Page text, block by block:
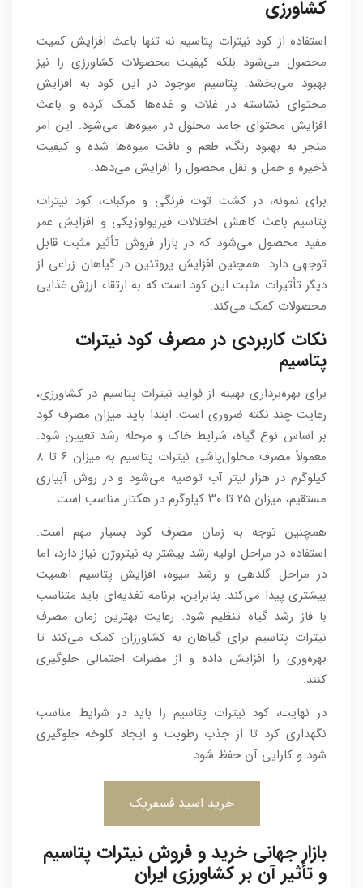
کشاورزی
استفاده از کود نیترات پتاسیم نه تنها باعث افزایش کمیت
محصول می‌شود بلکه کیفیت محصولات کشاورزی را نیز
بهبود می‌بخشد. پتاسیم موجود در این کود به افزایش
محتوای نشاسته در غلات و غده‌ها کمک کرده و باعث
افزایش محتوای جامد محلول در میوه‌ها می‌شود. این امر
منجر به بهبود رنگ، طعم و بافت میوه‌ها شده و کیفیت
ذخیره و حمل و نقل محصول را افزایش می‌دهد.
برای نمونه، در کشت توت فرنگی و مرکبات، کود نیترات
پتاسیم باعث کاهش اختلالات فیزیولوژیکی و افزایش عمر
مفید محصول می‌شود که در بازار فروش تأثیر مثبت قابل
توجهی دارد. همچنین افزایش پروتئین در گیاهان زراعی از
دیگر تأثیرات مثبت این کود است که به ارتقاء ارزش غذایی
محصولات کمک می‌کند.
نکات کاربردی در مصرف کود نیترات
پتاسیم
برای بهره‌برداری بهینه از فواید نیترات پتاسیم در کشاورزی،
رعایت چند نکته ضروری است. ابتدا باید میزان مصرف کود
بر اساس نوع گیاه، شرایط خاک و مرحله رشد تعیین شود.
معمولاً مصرف محلول‌پاشی نیترات پتاسیم به میزان ۶ تا ۸
کیلوگرم در هزار لیتر آب توصیه می‌شود و در روش آبیاری
مستقیم، میزان ۲۵ تا ۳۰ کیلوگرم در هکتار مناسب است.
همچنین توجه به زمان مصرف کود بسیار مهم است.
استفاده در مراحل اولیه رشد بیشتر به نیتروژن نیاز دارد، اما
در مراحل گلدهی و رشد میوه، افزایش پتاسیم اهمیت
بیشتری پیدا می‌کند. بنابراین، برنامه تغذیه‌ای باید متناسب
با فاز رشد گیاه تنظیم شود. رعایت بهترین زمان مصرف
نیترات پتاسیم برای گیاهان به کشاورزان کمک می‌کند تا
بهره‌وری را افزایش داده و از مضرات احتمالی جلوگیری
کنند.
در نهایت، کود نیترات پتاسیم را باید در شرایط مناسب
نگهداری کرد تا از جذب رطوبت و ایجاد کلوخه جلوگیری
شود و کارایی آن حفظ شود.
خرید اسید فسفریک
بازار جهانی خرید و فروش نیترات پتاسیم
و تأثیر آن بر کشاورزی ایران